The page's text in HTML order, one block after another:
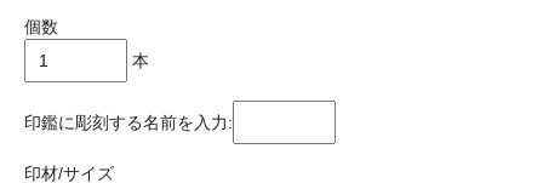
個数
本
印鑑に彫刻する名前を入力:
印材/サイズ